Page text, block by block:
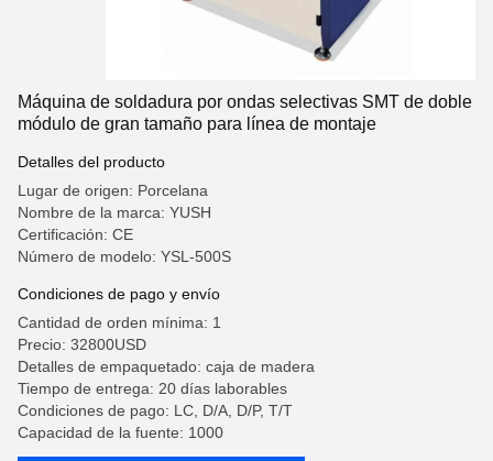
Máquina de soldadura por ondas selectivas SMT de doble
módulo de gran tamaño para línea de montaje
Detalles del producto
Lugar de origen: Porcelana
Nombre de la marca: YUSH
Certificación: CE
Número de modelo: YSL-500S
Condiciones de pago y envío
Cantidad de orden mínima: 1
Precio: 32800USD
Detalles de empaquetado: caja de madera
Tiempo de entrega: 20 días laborables
Condiciones de pago: LC, D/A, D/P, T/T
Capacidad de la fuente: 1000